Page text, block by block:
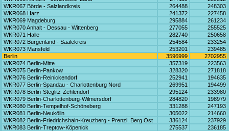
WKR067 Börde - Salzlandkreis
264488
248303
WKR068 Harz
241372
227458
WKR069 Magdeburg
295884
261234
WKR070 Anhalt - Dessau - Wittenberg
277055
255525
WKR071 Halle
282740
250658
WKR072 Burgenland - Saalekreis
254584
233254
WKR073 Mansfeld
253201
239485
Berlin
3596999
2702955
WKR074 Berlin-Mitte
357319
223563
WKR075 Berlin-Pankow
328320
271818
WKR076 Berlin-Reinickendorf
252941
194635
WKR077 Berlin-Spandau - Charlottenburg Nord
269951
194499
WKR078 Berlin-Steglitz-Zehlendorf
295124
233980
WKR079 Berlin-Charlottenburg-Wilmersdorf
284820
198979
WKR080 Berlin-Tempelhof-Schöneberg
331288
247193
WKR081 Berlin-Neukölln
305022
214660
WKR082 Berlin-Friedrichshain-Kreuzberg - Prenzl. Berg Ost
336124
237929
WKR083 Berlin-Treptow-Köpenick
275537
236185